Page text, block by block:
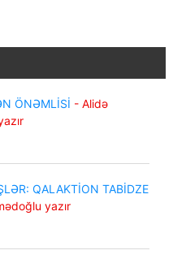
ÖNƏMLİSİ - Alidə
QALAKTİON TABİDZE
yazır